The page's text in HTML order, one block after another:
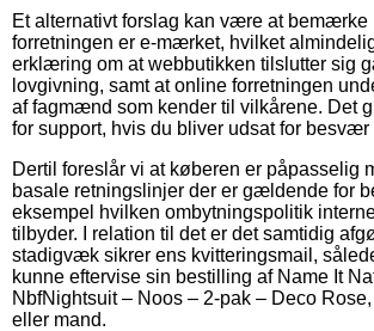
Et alternativt forslag kan være at bemærke
forretningen er e-mærket, hvilket
erklæring om at webbutikken tilslutter sig
lovgivning, samt at online forretningen
af fagmænd som kender til vilkårene. Det
for support, hvis du bliver udsat for
Dertil foreslår vi at køberen er påpasselig
basale retningslinjer der er gældende for
eksempel hvilken ombytningspolitik
tilbyder. I relation til det er det samtidig
stadigvæk sikrer ens kvitteringsmail,
kunne eftervise sin bestilling af Name It
NbfNightsuit – Noos – 2-pak – Deco
eller mand.